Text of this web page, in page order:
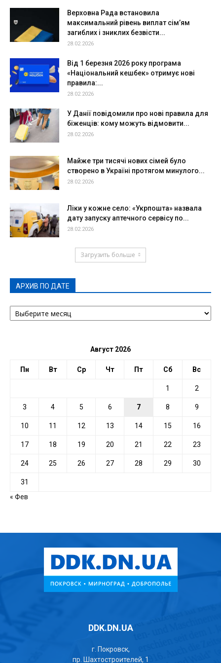
Верховна Рада встановила
максимальний рівень виплат сім’ям
загиблих і зниклих безвісти...
28.02.2026
Від 1 березня 2026 року програма
«Національний кешбек» отримує нові
правила:...
28.02.2026
У Данії повідомили про нові правила для
біженців: кому можуть відмовити...
28.02.2026
Майже три тисячі нових сімей було
створено в Україні протягом минулого...
28.02.2026
Ліки у кожне село: «Укрпошта» назвала
дату запуску аптечного сервісу по...
28.02.2026
Загрузить больше
АРХИВ ПО ДАТЕ
АРХИВ
ПО
Август 2026
Пн Вт Ср Чт Пт Сб Вс
1 2
3 4 5 6 7 8 9
10 11 12 13 14 15 16
17 18 19 20 21 22 23
24 25 26 27 28 29 30
31
« Фев
DDK.DN.UA
г. Покровск,
пр. Шахтостроителей, 1